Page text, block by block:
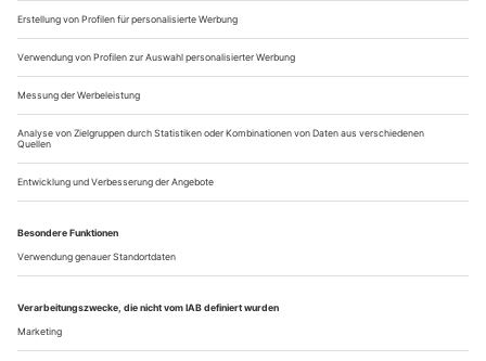
Drei Mal Leben
Der Musiktheaterabend «Héroïne» an der Opéra national de Lorraine
in Nancy verknüpft sehr anschaulich Hindemiths «Sancta Susanna»,
«Herzog Blaubarts Burg» von Bartók und Honeggers «La Danse des
morts»
Das ist doch mal ein Statement: «Ich bin schön.» In diesem
dreifach einsilbigen Satz der Sancta Susanna liegt gehöriger
Sprengstoff. Da bricht die Energie einer jungen Frau auf, die
ihren Körper in der Sittenstrenge des Klosters nicht eine
Sekunde lang spüren durfte. Wo die Keuschheit von
Schwester Klementia, ihrer einzigen Vertrauten, als
gemeinsames Gelübde...